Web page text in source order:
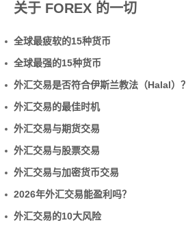
关于 FOREX 的一切
全球最疲软的15种货币
全球最强的15种货币
外汇交易是否符合伊斯兰教法（Halal）？
外汇交易的最佳时机
外汇交易与期货交易
外汇交易与股票交易
外汇交易与加密货币交易
2026年外汇交易能盈利吗？
外汇交易的10大风险